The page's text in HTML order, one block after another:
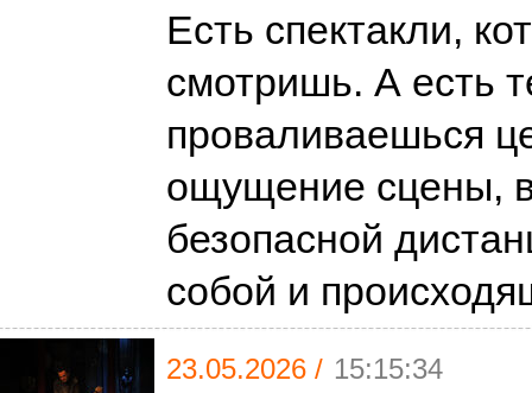
Есть спектакли,
смотришь. А есть
проваливаешься
ощущение сцены,
безопасной
собой и
23.05.2026 / 15:15:34